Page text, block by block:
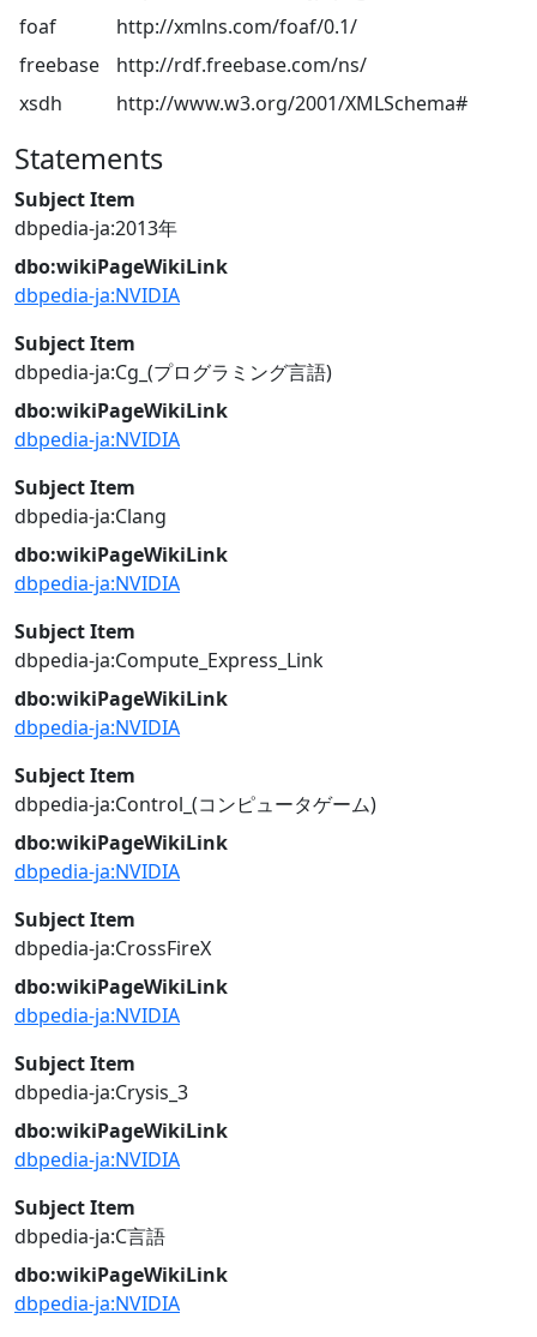
foaf
http://xmlns.com/foaf/0.1/
freebase
http://rdf.freebase.com/ns/
xsdh
http://www.w3.org/2001/XMLSchema#
Statements
Subject Item
dbpedia-ja:2013年
dbo:wikiPageWikiLink
dbpedia-ja:NVIDIA
Subject Item
dbpedia-ja:Cg_(プログラミング言語)
dbo:wikiPageWikiLink
dbpedia-ja:NVIDIA
Subject Item
dbpedia-ja:Clang
dbo:wikiPageWikiLink
dbpedia-ja:NVIDIA
Subject Item
dbpedia-ja:Compute_Express_Link
dbo:wikiPageWikiLink
dbpedia-ja:NVIDIA
Subject Item
dbpedia-ja:Control_(コンピュータゲーム)
dbo:wikiPageWikiLink
dbpedia-ja:NVIDIA
Subject Item
dbpedia-ja:CrossFireX
dbo:wikiPageWikiLink
dbpedia-ja:NVIDIA
Subject Item
dbpedia-ja:Crysis_3
dbo:wikiPageWikiLink
dbpedia-ja:NVIDIA
Subject Item
dbpedia-ja:C言語
dbo:wikiPageWikiLink
dbpedia-ja:NVIDIA